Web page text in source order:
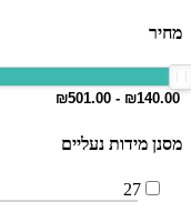
מחיר
מסנן מידות נעליים
27